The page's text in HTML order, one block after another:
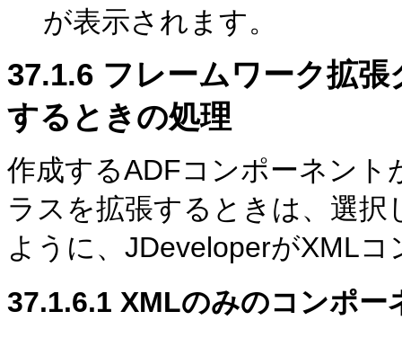
が表示されます。
37.1.6 フレームワーク拡
するときの処理
作成するADFコンポーネン
ラスを拡張するときは、選
ように、JDeveloperがXML
37.1.6.1 XMLのみのコンポー